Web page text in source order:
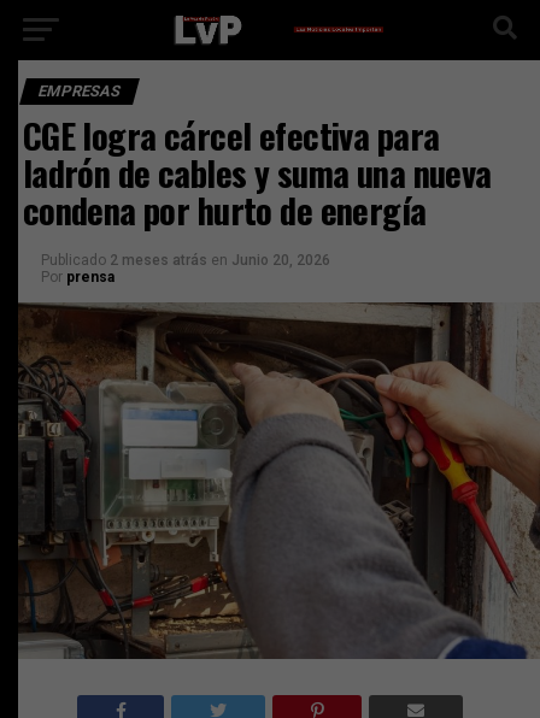
EMPRESAS
CGE logra cárcel efectiva para
ladrón de cables y suma una nueva
condena por hurto de energía
Publicado 2 meses atrás en Junio 20, 2026
Por prensa